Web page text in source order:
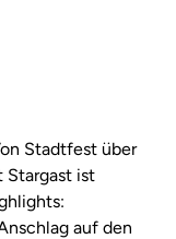
Stadtfest über
Stargast ist
auf den